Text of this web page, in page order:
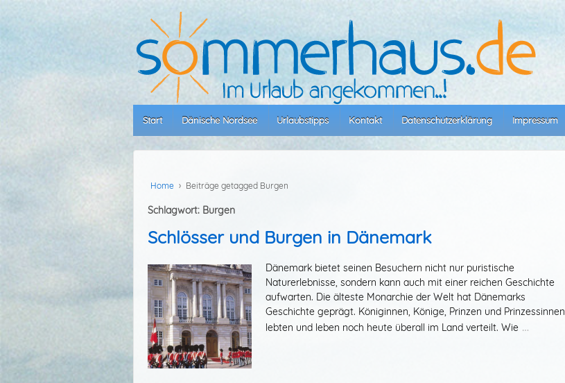
Start Dänische Nordsee Urlaubstipps Kontakt Datenschutzerklärung Impressum
Home › Beiträge getagged Burgen
Schlagwort: Burgen
Schlösser und Burgen in Dänemark
Dänemark bietet seinen Besuchern nicht nur puristische
Naturerlebnisse, sondern kann auch mit einer reichen Geschichte
aufwarten. Die älteste Monarchie der Welt hat Dänemarks
Geschichte geprägt. Königinnen, Könige, Prinzen und Prinzessinnen
lebten und leben noch heute überall im Land verteilt. Wie …